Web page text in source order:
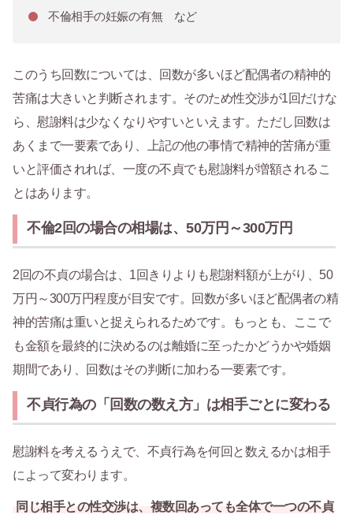
不倫相手の妊娠の有無 など
このうち回数については、回数が多いほど配偶者の精神的
苦痛は大きいと判断されます。そのため性交渉が1回だけな
ら、慰謝料は少なくなりやすいといえます。ただし回数は
あくまで一要素であり、上記の他の事情で精神的苦痛が重
いと評価されれば、一度の不貞でも慰謝料が増額されるこ
とはあります。
不倫2回の場合の相場は、50万円～300万円
2回の不貞の場合は、1回きりよりも慰謝料額が上がり、50
万円～300万円程度が目安です。回数が多いほど配偶者の精
神的苦痛は重いと捉えられるためです。もっとも、ここで
も金額を最終的に決めるのは離婚に至ったかどうかや婚姻
期間であり、回数はその判断に加わる一要素です。
不貞行為の「回数の数え方」は相手ごとに変わる
慰謝料を考えるうえで、不貞行為を何回と数えるかは相手
によって変わります。
同じ相手との性交渉は、複数回あっても全体で一つの不貞